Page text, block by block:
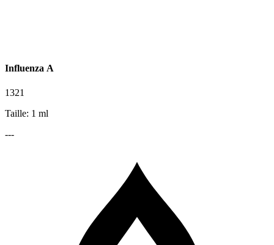
Influenza A
1321
Taille: 1 ml
---